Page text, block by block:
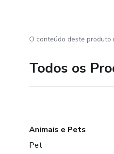
O conteúdo deste produto
Todos os
Animais e Pets
Pet